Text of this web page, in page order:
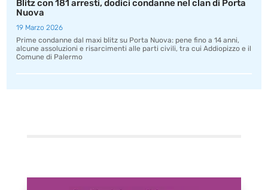
Blitz con 181 arresti, dodici condanne nel clan di Porta
Nuova
19 Marzo 2026
Prime condanne dal maxi blitz su Porta Nuova: pene fino a 14 anni,
alcune assoluzioni e risarcimenti alle parti civili, tra cui Addiopizzo e il
Comune di Palermo